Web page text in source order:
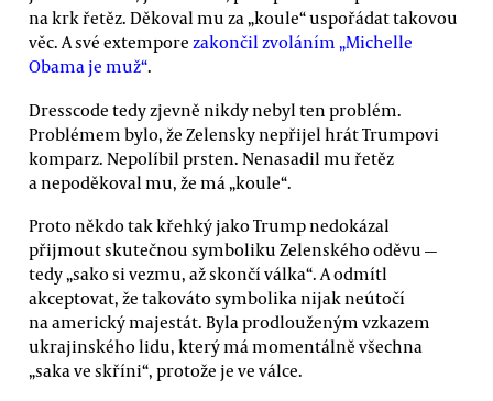
na krk řetěz. Děkoval mu za „koule“ uspořádat takovou
věc. A své extempore zakončil zvoláním „Michelle
Obama je muž“.
Dresscode tedy zjevně nikdy nebyl ten problém.
Problémem bylo, že Zelensky nepřijel hrát Trumpovi
komparz. Nepolíbil prsten. Nenasadil mu řetěz
a nepoděkoval mu, že má „koule“.
Proto někdo tak křehký jako Trump nedokázal
přijmout skutečnou symboliku Zelenského oděvu —
tedy „sako si vezmu, až skončí válka“. A odmítl
akceptovat, že takováto symbolika nijak neútočí
na americký majestát. Byla prodlouženým vzkazem
ukrajinského lidu, který má momentálně všechna
„saka ve skříni“, protože je ve válce.